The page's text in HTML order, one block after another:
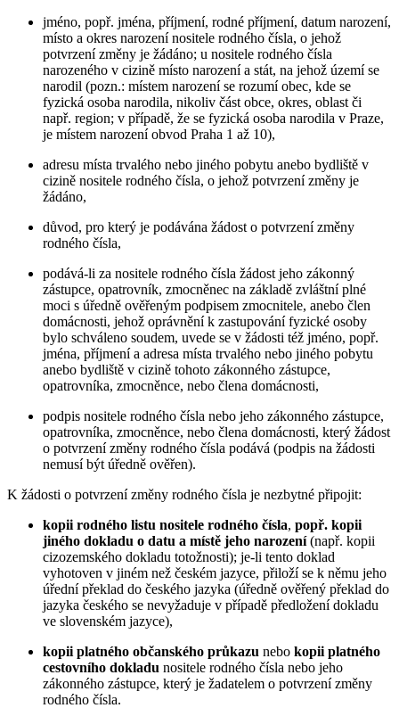
jméno, popř. jména, příjmení, rodné příjmení, datum narození,
místo a okres narození nositele rodného čísla, o jehož
potvrzení změny je žádáno; u nositele rodného čísla
narozeného v cizině místo narození a stát, na jehož území se
narodil (pozn.: místem narození se rozumí obec, kde se
fyzická osoba narodila, nikoliv část obce, okres, oblast či
např. region; v případě, že se fyzická osoba narodila v Praze,
je místem narození obvod Praha 1 až 10),
adresu místa trvalého nebo jiného pobytu anebo bydliště v
cizině nositele rodného čísla, o jehož potvrzení změny je
žádáno,
důvod, pro který je podávána žádost o potvrzení změny
rodného čísla,
podává-li za nositele rodného čísla žádost jeho zákonný
zástupce, opatrovník, zmocněnec na základě zvláštní plné
moci s úředně ověřeným podpisem zmocnitele, anebo člen
domácnosti, jehož oprávnění k zastupování fyzické osoby
bylo schváleno soudem, uvede se v žádosti též jméno, popř.
jména, příjmení a adresa místa trvalého nebo jiného pobytu
anebo bydliště v cizině tohoto zákonného zástupce,
opatrovníka, zmocněnce, nebo člena domácnosti,
podpis nositele rodného čísla nebo jeho zákonného zástupce,
opatrovníka, zmocněnce, nebo člena domácnosti, který žádost
o potvrzení změny rodného čísla podává (podpis na žádosti
nemusí být úředně ověřen).
K žádosti o potvrzení změny rodného čísla je nezbytné připojit:
kopii rodného listu nositele rodného čísla, popř. kopii
jiného dokladu o datu a místě jeho narození(např. kopii
cizozemského dokladu totožnosti); je-li tento doklad
vyhotoven v jiném než českém jazyce, přiloží se k němu jeho
úřední překlad do českého jazyka (úředně ověřený překlad do
jazyka českého se nevyžaduje v případě předložení dokladu
ve slovenském jazyce),
kopii platného občanského průkazu nebo kopii platného
cestovního dokladu nositele rodného čísla nebo jeho
zákonného zástupce, který je žadatelem o potvrzení změny
rodného čísla.